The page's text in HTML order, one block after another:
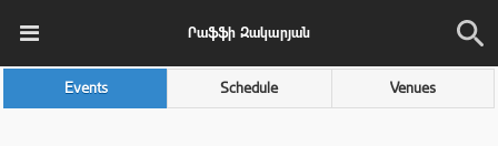
Րաֆֆի Զակարյան
Events Schedule Venues